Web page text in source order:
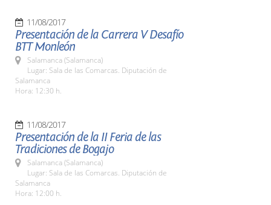
11/08/2017
Presentación de la Carrera V Desafío
BTT Monleón
Salamanca (Salamanca)
Lugar: Sala de las Comarcas. Diputación de
Salamanca
Hora: 12:30 h.
11/08/2017
Presentación de la II Feria de las
Tradiciones de Bogajo
Salamanca (Salamanca)
Lugar: Sala de las Comarcas. Diputación de
Salamanca
Hora: 12:00 h.